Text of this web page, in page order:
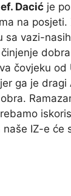
Dacićje
na
sa vazi-
čovjeku od
ga je
IZ-e će